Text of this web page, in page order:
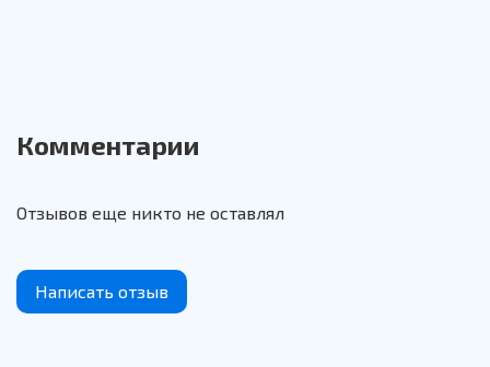
Комментарии
Отзывов еще никто не оставлял
Написать отзыв